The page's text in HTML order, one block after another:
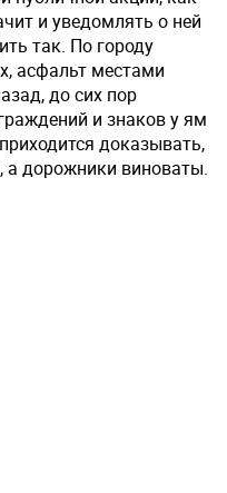
и уведомлять о ней
так. По городу
асфальт местами
до сих пор
и знаков у ям
доказывать,
а дорожники виноваты.